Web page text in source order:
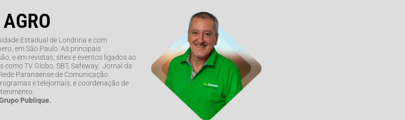
Estadual de Londrina e com
em São Paulo. As principais
e em revistas, sites e eventos ligados ao
TV Globo, SBT, Safeway, Jornal da
Paranaense de Comunicação.
e telejornais, e coordenação de
Publique.